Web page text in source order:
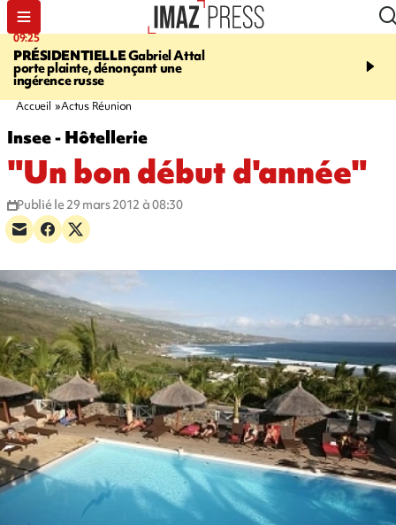
09:25
PRÉSIDENTIELLEGabriel Attal
porte plainte, dénonçant une
ingérence russe
11:43
accident après le virage
Accueil Actus Réunion
Insee - Hôtellerie
"Un bon début d'année"
Publié le 29 mars 2012 à 08:30